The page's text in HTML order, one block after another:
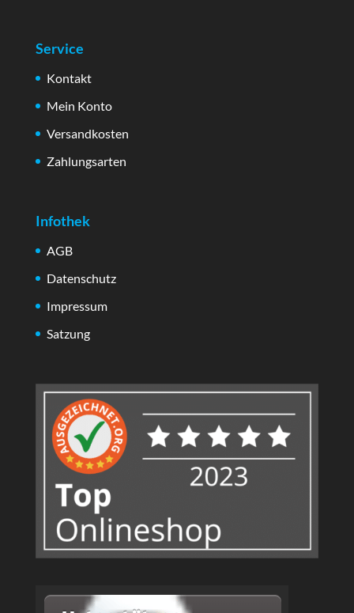
Service
Kontakt
Mein Konto
Versandkosten
Zahlungsarten
Infothek
AGB
Datenschutz
Impressum
Satzung